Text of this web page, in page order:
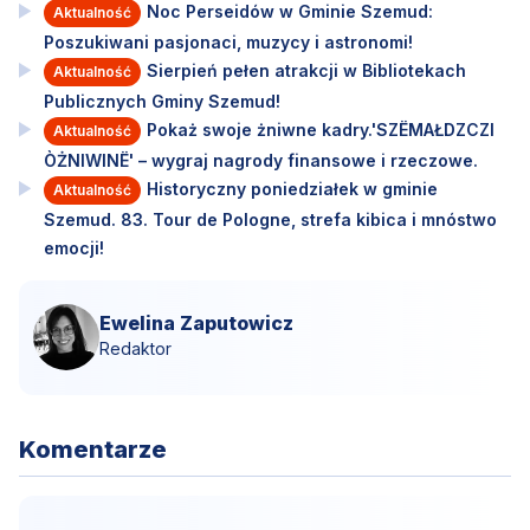
Aktualność
Noc Perseidów w Gminie Szemud:
Poszukiwani pasjonaci, muzycy i astronomi!
Aktualność
Sierpień pełen atrakcji w Bibliotekach
Publicznych Gminy Szemud!
Aktualność
Pokaż swoje żniwne kadry.'SZËMAŁDZCZI
ÒŻNIWINË' – wygraj nagrody finansowe i rzeczowe.
Aktualność
Historyczny poniedziałek w gminie
Szemud. 83. Tour de Pologne, strefa kibica i mnóstwo
emocji!
Ewelina Zaputowicz
Redaktor
Komentarze